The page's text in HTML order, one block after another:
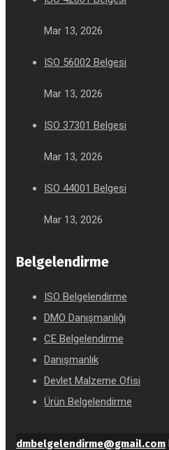
Mar 13, 2026
ISO 56002 Belgesi
Mar 13, 2026
ISO 37301 Belgesi
Mar 13, 2026
ISO 44001 Belgesi
Mar 13, 2026
Belgelendirme
ISO Belgelendirme
DMO Danışmanlığı
CE Belgelendirme
Danışmanlık
Devlet Malzeme Ofisi
Ürün Belgelendirme
dmbelgelendirme@gmail.com